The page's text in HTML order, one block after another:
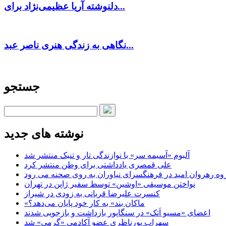
دلنوشته آریا عظیمی‌نژاد برای...
نگاهی به زندگی هنری ناصر عبد...
جستجو
نوشته های جدید
آلبوم «آسیمه سر» با نوازندگی تار و تنبک منتشر شد
علی قمصری یادداشتی برای وطن منتشر کرد
رهروان امید در فرهنگسرای نیاوران به روی صحنه می رود
نواختن موسیقی «اوشین» توسط سفیر ژاپن در تهران
کنسرت علیرضا قربانی به زودی در شیراز
«ماکان بند» به کار خود پایان می‌دهد؟
اعضای «مسیو اَتک» در سنگاپور بازداشت و بازجویی شدند
سهراب پورناظری عضو آکادمی «گرمی» شد